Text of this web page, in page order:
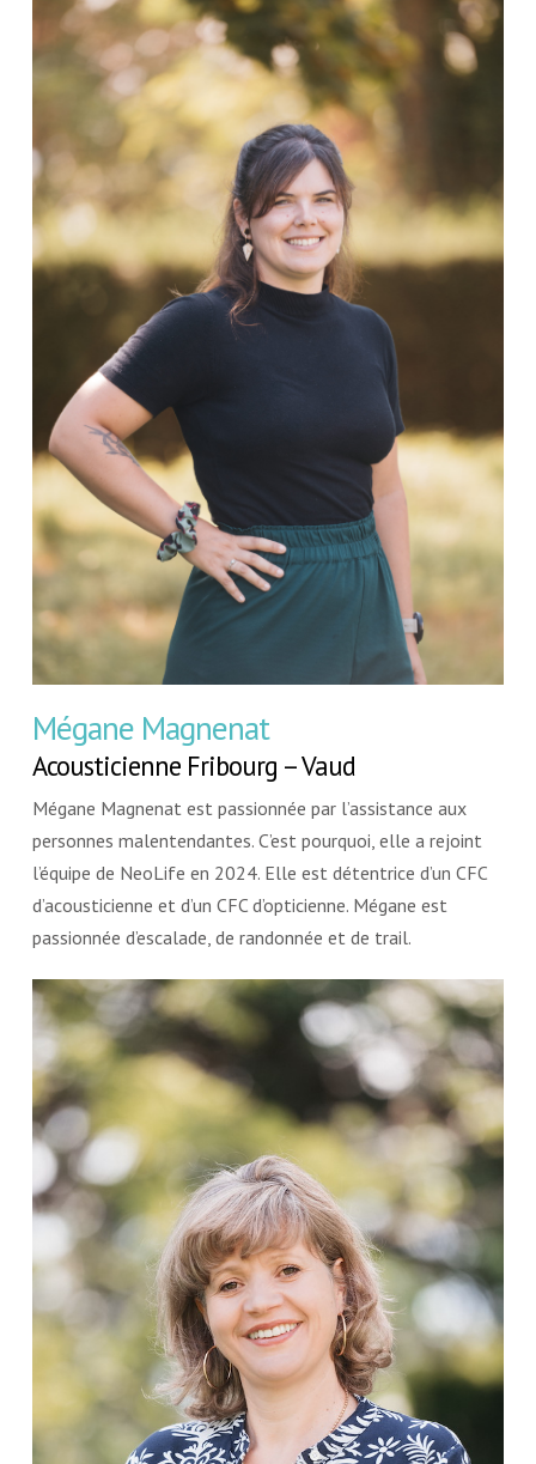
Mégane Magnenat
Acousticienne Fribourg – Vaud
Mégane Magnenat est passionnée par l’assistance aux
personnes malentendantes. C’est pourquoi, elle a rejoint
l’équipe de NeoLife en 2024. Elle est détentrice d’un CFC
d’acousticienne et d’un CFC d’opticienne. Mégane est
passionnée d’escalade, de randonnée et de trail.